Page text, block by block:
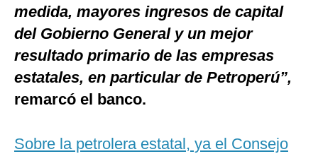
medida, mayores ingresos de capital
del Gobierno General y un mejor
resultado primario de las empresas
estatales, en particular de Petroperú”,
remarcó el banco.
Sobre la petrolera estatal, ya el Consejo